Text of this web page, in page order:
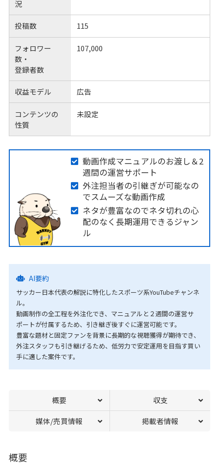
況
投稿数 115
フォロワー
数・
登録者数
107,000
収益モデル 広告
コンテンツの
性質
未設定
動画作成マニュアルのお渡し＆2
週間の運営サポート
外注担当者の引継ぎが可能なの
でスムーズな動画作成
ネタが豊富なのでネタ切れの心
配のなく長期運用できるジャン
ル
AI要約
サッカー日本代表の解説に特化したスポーツ系YouTubeチャンネ
ル。
動画制作の全工程を外注化でき、マニュアルと２週間の運営サ
ポートが付属するため、引き継ぎ後すぐに運営可能です。
豊富な題材と固定ファンを背景に長期的な視聴獲得が期待でき、
外注スタッフも引き継げるため、低労力で安定運用を目指す買い
手に適した案件です。
概要 収支
媒体/売買情報 掲載者情報
概要